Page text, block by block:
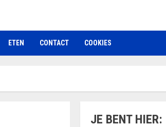
ETEN CONTACT COOKIES
JE BENT HIER: